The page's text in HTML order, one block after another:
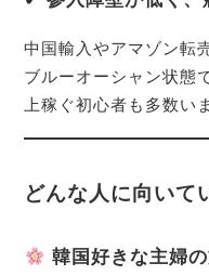
中国輸入やアマゾン転
ブルーオーシャン状態
上稼ぐ初心者も多数い
どんな人に向いて
韓国好きな主婦